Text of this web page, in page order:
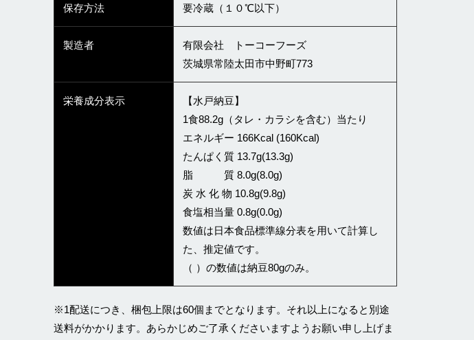
保存方法 要冷蔵（１０℃以下）
製造者
有限会社 トーコーフーズ
茨城県常陸太田市中野町773
栄養成分表示
【水戸納豆】
1食88.2g（タレ・カラシを含む）当たり
エネルギー 166Kcal (160Kcal)
たんぱく質 13.7g(13.3g)
脂 質 8.0g(8.0g)
炭 水 化 物 10.8g(9.8g)
食塩相当量 0.8g(0.0g)
数値は日本食品標準線分表を用いて計算し
た、推定値です。
（ ）の数値は納豆80gのみ。
※1配送につき、梱包上限は60個までとなります。それ以上になると別途
送料がかかります。あらかじめご了承くださいますようお願い申し上げま